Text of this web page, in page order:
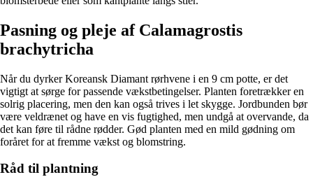
Pasning og pleje af Calamagrostis
brachytricha
Når du dyrker Koreansk Diamant rørhvene i en 9 cm potte, er det
vigtigt at sørge for passende vækstbetingelser. Planten foretrækker en
solrig placering, men den kan også trives i let skygge. Jordbunden bør
være veldrænet og have en vis fugtighed, men undgå at overvande, da
det kan føre til rådne rødder. Gød planten med en mild gødning om
foråret for at fremme vækst og blomstring.
Råd til plantning